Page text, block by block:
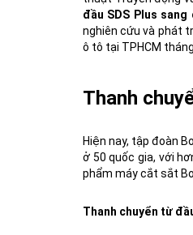
đầu SDS Plus sang
nghiên cứu và phát
ô tô tại TPHCM
Thanh
Hiện nay, tập đoàn
ở 50 quốc gia, với
phẩm máy cắt sắt
Thanh chuyển từ